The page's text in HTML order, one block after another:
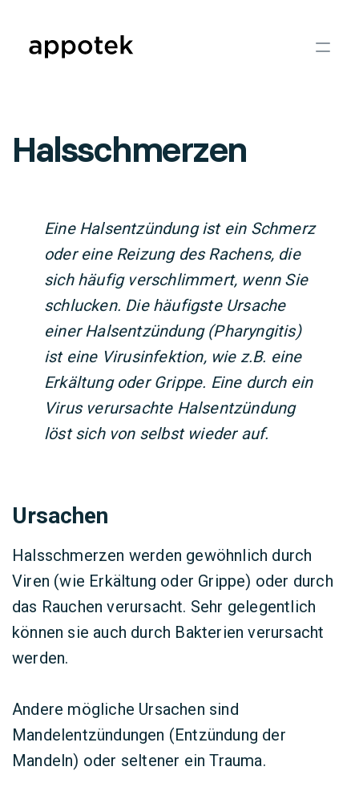
Halsschmerzen
Eine Halsentzündung ist ein Schmerz
oder eine Reizung des Rachens, die
sich häufig verschlimmert, wenn Sie
schlucken. Die häufigste Ursache
einer Halsentzündung (Pharyngitis)
ist eine Virusinfektion, wie z.B. eine
Erkältung oder Grippe. Eine durch ein
Virus verursachte Halsentzündung
löst sich von selbst wieder auf.
Ursachen
Halsschmerzen werden gewöhnlich durch
Viren (wie Erkältung oder Grippe) oder durch
das Rauchen verursacht. Sehr gelegentlich
können sie auch durch Bakterien verursacht
werden.
Andere mögliche Ursachen sind
Mandelentzündungen (Entzündung der
Mandeln) oder seltener ein Trauma.